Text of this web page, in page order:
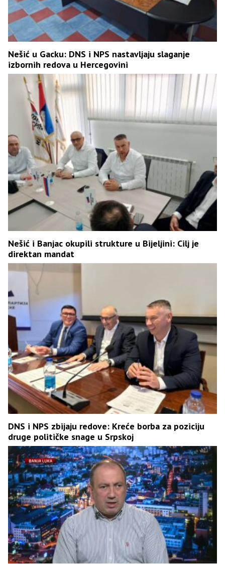
Nešić u Gacku: DNS i NPS nastavljaju slaganje
izbornih redova u Hercegovini
Nešić i Banjac okupili strukture u Bijeljini: Cilj je
direktan mandat
DNS i NPS zbijaju redove: Kreće borba za poziciju
druge političke snage u Srpskoj